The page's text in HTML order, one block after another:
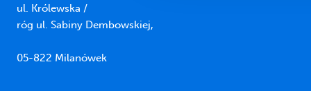
ul. Królewska /
róg ul. Sabiny Dembowskiej,
05-822 Milanówek